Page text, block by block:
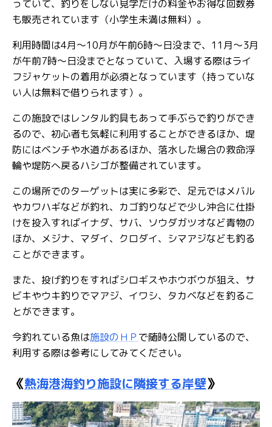
っていて、釣りをしない見学だけの料金やお得な回数券
も販売されています（小学生未満は無料）。
利用時間は4月～10月が午前6時～日没まで、11月～3月
が午前7時～日没までとなっていて、入場する際はライ
フジャケットの着用が必須となっています（持っていな
い人は無料で借りられます）。
この施設ではレンタル釣具もあって手ぶらで釣りができ
るので、初心者も気軽に利用することができるほか、堤
防にはベンチや水道があるほか、落水した場合の救命浮
輪や堤防へ戻るハシゴが整備されています。
この場所でのターゲットは実に多彩で、足元ではメバル
やカワハギなどが釣れ、カゴ釣りなどで少し沖合に仕掛
けを投入すればイナダ、サバ、ソウダガツオなど青物の
ほか、メジナ、マダイ、クロダイ、シマアジなども釣る
ことができます。
また、投げ釣りをすればシロギスやホウボウが狙え、サ
ビキやウキ釣りでマアジ、イワシ、タカベなどを釣るこ
とができます。
今釣れている魚は施設のＨＰで随時公開しているので、
利用する際は参考にしてみてください。
《熱海港海釣り施設に隣接する岸壁》